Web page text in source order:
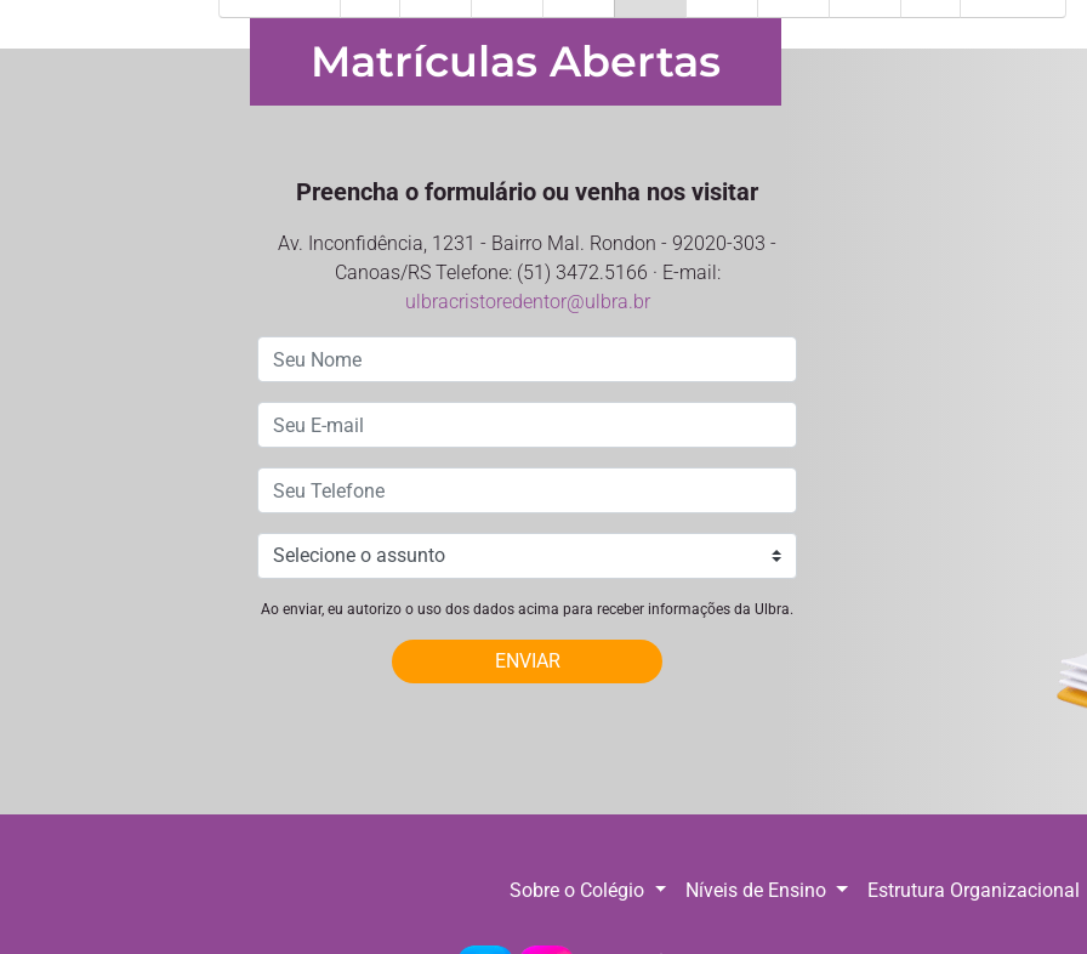
Matrículas Abertas
Preencha o formulário ou venha nos visitar
Av. Inconfidência, 1231 - Bairro Mal. Rondon - 92020-303 -
Canoas/RS Telefone: (51) 3472.5166 · E-mail:
ulbracristoredentor@ulbra.br
Ao enviar, eu autorizo o uso dos dados acima para receber informações da Ulbra.
ENVIAR
Sobre o Colégio Níveis de Ensino Estrutura Organizacional